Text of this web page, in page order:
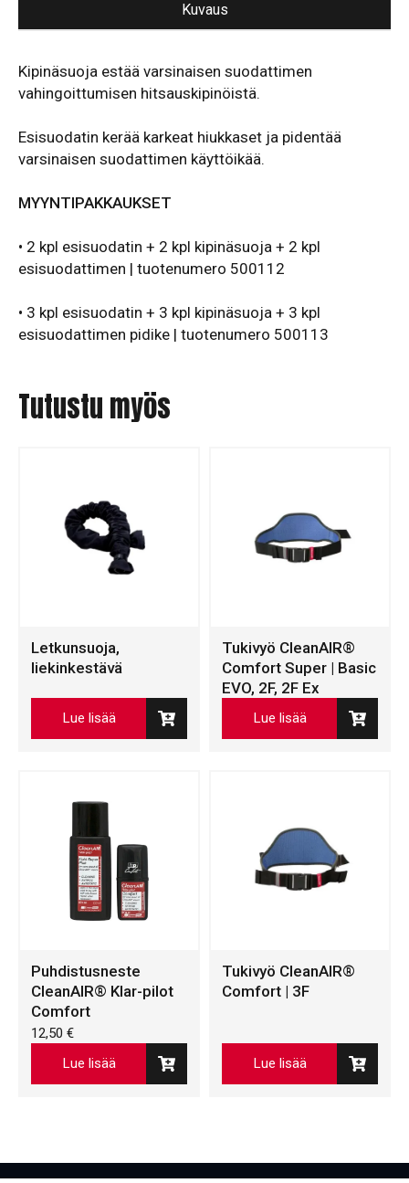
DF
Kuvaus
Kipinäsuoja estää varsinaisen suodattimen
vahingoittumisen hitsauskipinöistä.
Esisuodatin kerää karkeat hiukkaset ja pidentää
varsinaisen suodattimen käyttöikää.
MYYNTIPAKKAUKSET
• 2 kpl esisuodatin + 2 kpl kipinäsuoja + 2 kpl
esisuodattimen | tuotenumero 500112
• 3 kpl esisuodatin + 3 kpl kipinäsuoja + 3 kpl
esisuodattimen pidike | tuotenumero 500113
Tutustu myös
Letkunsuoja,
liekinkestävä
Lue lisää
Tukivyö CleanAIR®
Comfort Super | Basic
EVO, 2F, 2F Ex
Lue lisää
Puhdistusneste
CleanAIR® Klar-pilot
Comfort
12,50 €
Lue lisää
Tukivyö CleanAIR®
Comfort | 3F
Lue lisää